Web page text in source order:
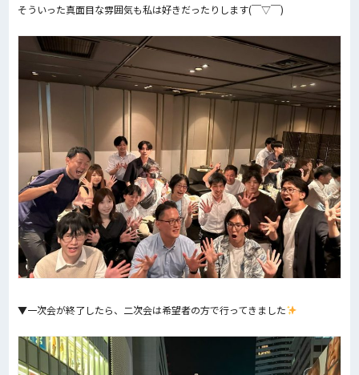
そういった真面目な雰囲気も私は好きだったりします(￣▽￣)
▼一次会が終了したら、二次会は希望者の方で行ってきました